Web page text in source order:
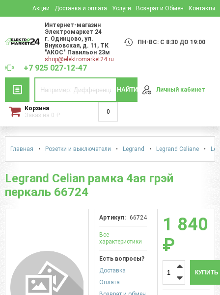
Акции Доставка и оплата Услуги Возврат и Обмен Контакты
Интернет-магазин
Электромаркет 24
г. Одинцово,ул.
Внуковская, д. 11 , ТК
"АКОС" Павильон 23м
shop@elektromarket24.ru
ПН-ВС: С 8:30 ДО 19:00
+7 925 027-12-47
НАЙТИ Личный кабинет
Корзина
Заказ на 0 ₽ 0
Главная • Розетки и выключатели • Legrand • Legrand Celiane •
Legrand Celian рамка 4ая грэй
перкаль 66724
Артикул: 66724
Все
характеристики
Есть вопросы?
Доставка
Оплата
1 840
₽
КУПИТЬ